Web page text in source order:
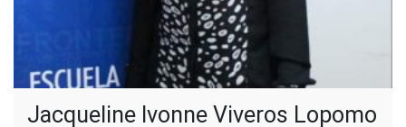
Jacqueline Ivonne Viveros Lopomo